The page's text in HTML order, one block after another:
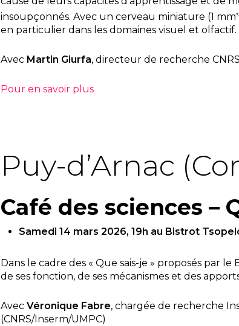
insoupçonnés. Avec un cerveau miniature (1 mm3
en particulier dans les domaines visuel et olfactif.
Avec Martin Giurfa, directeur de recherche
Pour en savoir plus
Puy-d’Arnac
Café des sciences –
Samedi 14 mars 2026, 19h au Bistrot
Dans le cadre des « Que sais-je » proposés par
de ses fonction, de ses mécanismes et des
Avec Véronique Fabre, chargée de recherche
(CNRS/Inserm/UMPC)